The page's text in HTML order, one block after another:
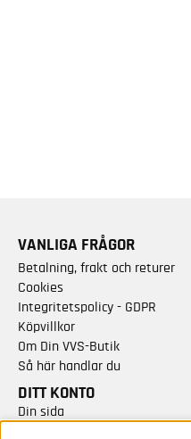
VANLIGA FRÅGOR
Betalning, frakt och returer
Cookies
Integritetspolicy - GDPR
Köpvillkor
Om Din VVS-Butik
Så här handlar du
DITT KONTO
Din sida